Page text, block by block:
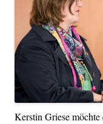
Kerstin Griese möchte